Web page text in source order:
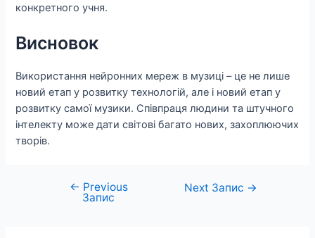
конкретного учня.
Висновок
Використання нейронних мереж в музиці – це не лише
новий етап у розвитку технологій, але і новий етап у
розвитку самої музики. Співпраця людини та штучного
інтелекту може дати світові багато нових, захоплюючих
творів.
Навігація
← Previous
Запис
Next Запис →